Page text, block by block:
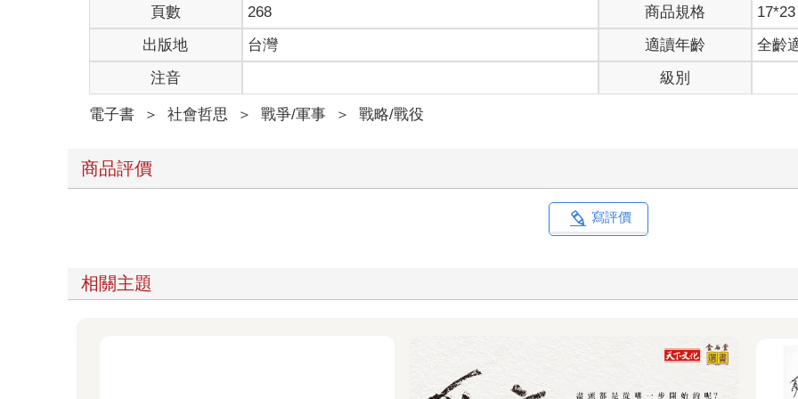
頁數 268 商品規格
17*23
出版地
台灣 適讀年齡
全齡
注音
級別
電子書 ＞ 社會哲思 ＞ 戰爭/軍事 ＞ 戰略/戰役
商品評價
寫評價
相關主題